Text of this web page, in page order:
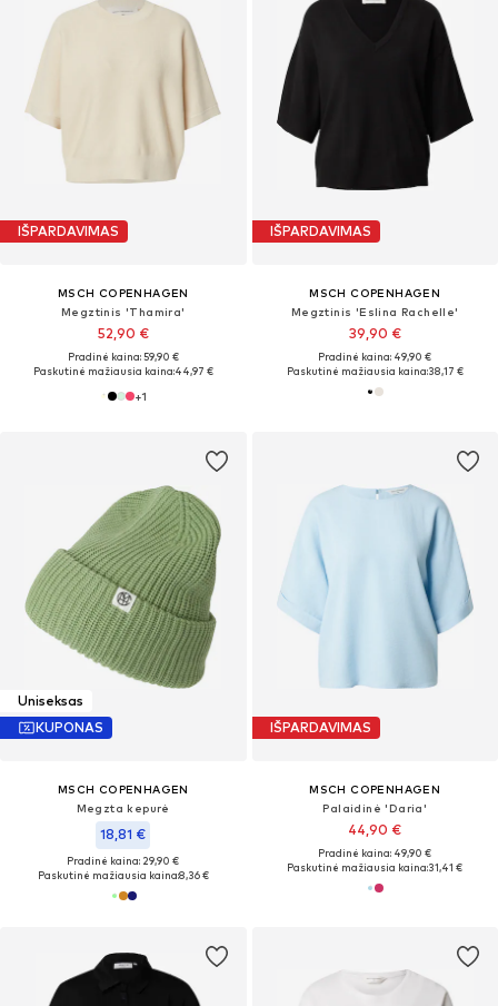
IŠPARDAVIMAS
MSCH COPENHAGEN
Megztinis 'Thamira'
52,90 €
Pradinė kaina: 59,90 €
Paskutinė mažiausia kaina:44,97 €
+1
IŠPARDAVIMAS
MSCH COPENHAGEN
Megztinis 'Eslina Rachelle'
39,90 €
Pradinė kaina: 49,90 €
Paskutinė mažiausia kaina:38,17 €
Uniseksas
KUPONAS
MSCH COPENHAGEN
Megzta kepurė
18,81 €
Pradinė kaina: 29,90 €
Paskutinė mažiausia kaina:8,36 €
IŠPARDAVIMAS
MSCH COPENHAGEN
Palaidinė 'Daria'
44,90 €
Pradinė kaina: 49,90 €
Paskutinė mažiausia kaina:31,41 €